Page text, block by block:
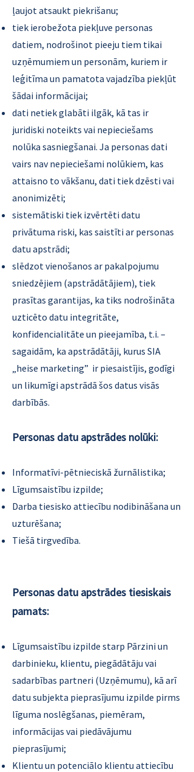
ļaujot atsaukt piekrišanu;
tiek ierobežota piekļuve personas
datiem, nodrošinot pieeju tiem tikai
uzņēmumiem un personām, kuriem ir
leģitīma un pamatota vajadzība piekļūt
šādai informācijai;
dati netiek glabāti ilgāk, kā tas ir
juridiski noteikts vai nepieciešams
nolūka sasniegšanai. Ja personas dati
vairs nav nepieciešami nolūkiem, kas
attaisno to vākšanu, dati tiek dzēsti vai
anonimizēti;
sistemātiski tiek izvērtēti datu
privātuma riski, kas saistīti ar personas
datu apstrādi;
slēdzot vienošanos ar pakalpojumu
sniedzējiem (apstrādātājiem), tiek
prasītas garantijas, ka tiks nodrošināta
uzticēto datu integritāte,
konfidencialitāte un pieejamība, t.i. –
sagaidām, ka apstrādātāji, kurus SIA
„heise marketing” ir piesaistījis, godīgi
un likumīgi apstrādā šos datus visās
darbībās.
Personas datu apstrādes nolūki:
Informatīvi-pētnieciskā žurnālistika;
Līgumsaistību izpilde;
Darba tiesisko attiecību nodibināšana un
uzturēšana;
Tiešā tirgvedība.
Personas datu apstrādes tiesiskais
pamats:
Līgumsaistību izpilde starp Pārzini un
darbinieku, klientu, piegādātāju vai
sadarbības partneri (Uzņēmumu), kā arī
datu subjekta pieprasījumu izpilde pirms
līguma noslēgšanas, piemēram,
informācijas vai piedāvājumu
pieprasījumi;
Klientu un potenciālo klientu attiecību